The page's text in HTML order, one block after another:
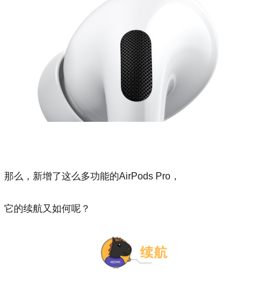
那么，新增了这么多功能的AirPods Pro，
它的续航又如何呢？